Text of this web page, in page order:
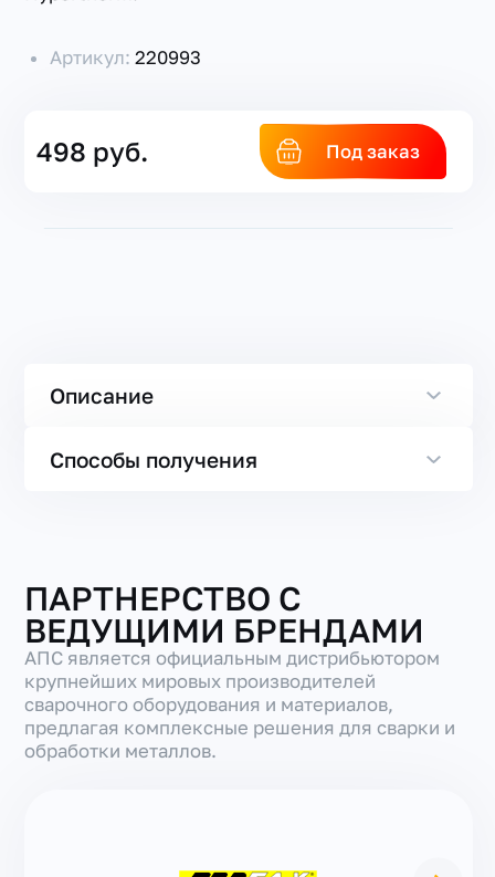
Артикул:220993
498 руб. Под заказ
Описание
Способы получения
ПАРТНЕРСТВО С
ВЕДУЩИМИ БРЕНДАМИ
АПС является официальным дистрибьютором
крупнейших мировых производителей
сварочного оборудования и материалов,
предлагая комплексные решения для сварки и
обработки металлов.